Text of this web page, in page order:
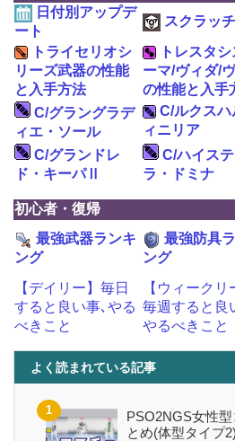
日付別アップデ
ート
スクラッ
トライセリオシ
リーズ武器の性能
と入手方法
トレスタ
ーマ/ヴィダ/
の性能と入手
C/グラングラデ
ィエ・ソール
C/ルクスハ
ィニリア
C/グランドレ
ド・キーパⅡ
C/ハイス
ラ・ドミナ
初心者・復帰
最強武器ランキ
ング
最強防具
ング
【デイリー】毎日
すると良い事､やる
べきこと
【ウィークリ
毎週すると良
やるべきこと
よく読まれている記事
PSO2NGS女性
とめ(体型タイプ2)